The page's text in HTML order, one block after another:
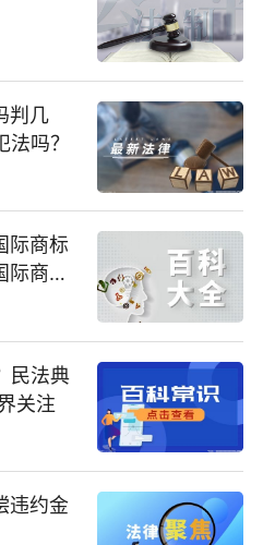
判几
吗？
际商标
际商标
民法典
关注
违约金